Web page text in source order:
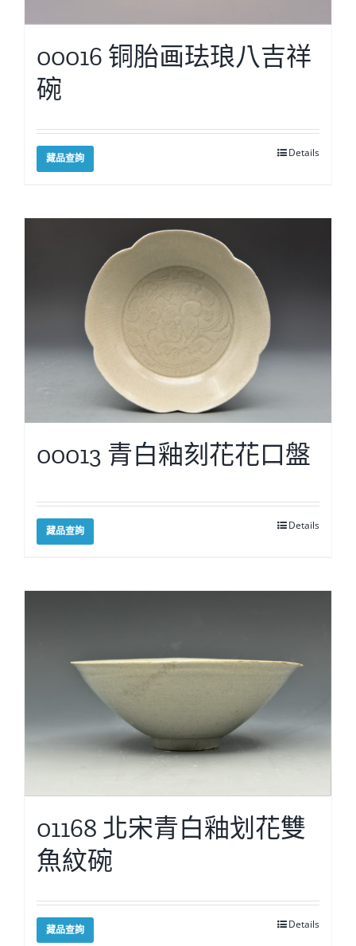
00016 铜胎画珐琅八吉祥
碗
藏品查詢 Details
00013 青白釉刻花花口盤
藏品查詢 Details
01168 北宋青白釉划花雙
魚紋碗
藏品查詢 Details